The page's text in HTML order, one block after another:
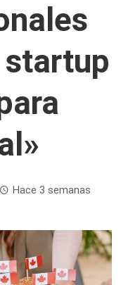
Hace 3 semanas